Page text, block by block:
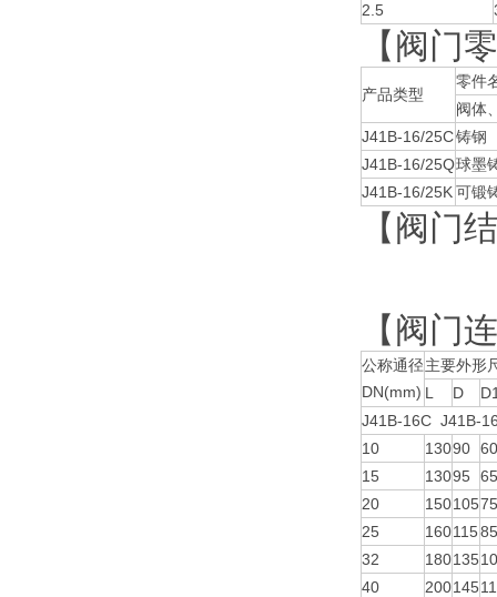
2.5
【阀门
产品类型
零件
阀体
J41B-16/25C铸钢
J41B-16/25Q球墨
J41B-16/25K可锻
【阀门
【阀门
公称通径
DN(mm)
主要外形
L
D
J41B-16C J41B-
10
13090 60
15
13095 65
20
15010575
25
16011585
32
180135
40
200145